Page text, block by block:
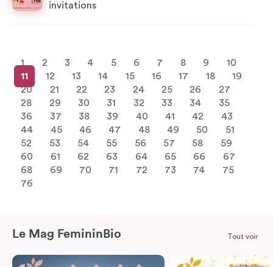
invitations
1 2 3 4 5 6 7 8 9
10
11
12 13 14 15 16 17 18
19
20
21 22 23 24 25 26
27
28
29 30 31 32 33 34
35
36
37 38 39 40 41 42
43
44
45 46 47 48 49 50
51
52
53 54 55 56 57 58
59
60
61 62 63 64 65 66
67
68
69 70 71 72 73 74
75
76
Le Mag FemininBio Tout voir